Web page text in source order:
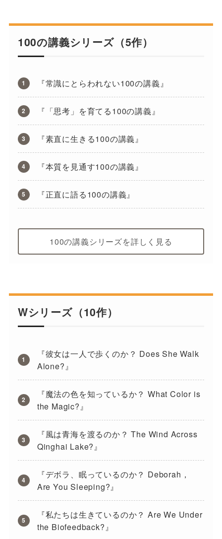
100の講義シリーズ（5作）
『常識にとらわれない100の講義』
『「思考」を育てる100の講義』
『素直に生きる100の講義』
『本質を見通す100の講義』
『正直に語る100の講義』
100の講義シリーズを詳しく見る
Wシリーズ（10作）
『彼女は一人で歩くのか？ Does She Walk
Alone?』
『魔法の色を知っているか？ What Color is
the Magic?』
『風は青海を渡るのか？ The Wind Across
Qinghai Lake?』
『デボラ、眠っているのか？ Deborah，
Are You Sleeping?』
『私たちは生きているのか？ Are We Under
the Biofeedback?』